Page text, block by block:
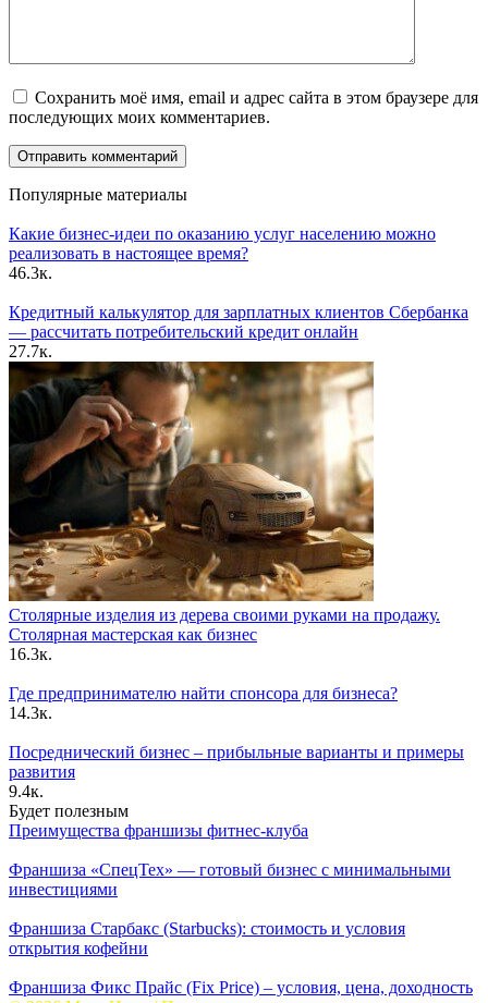
Сохранить моё имя, email и адрес сайта в этом браузере для
последующих моих комментариев.
Популярные материалы
Какие бизнес-идеи по оказанию услуг населению можно
реализовать в настоящее время?
46.3к.
Кредитный калькулятор для зарплатных клиентов Сбербанка
— рассчитать потребительский кредит онлайн
27.7к.
Столярные изделия из дерева своими руками на продажу.
Столярная мастерская как бизнес
16.3к.
Где предпринимателю найти спонсора для бизнеса?
14.3к.
Посреднический бизнес – прибыльные варианты и примеры
развития
9.4к.
Будет полезным
Преимущества франшизы фитнес-клуба
Франшиза «СпецТех» — готовый бизнес с минимальными
инвестициями
Франшиза Старбакс (Starbucks): стоимость и условия
открытия кофейни
Франшиза Фикс Прайс (Fix Price) – условия, цена, доходность